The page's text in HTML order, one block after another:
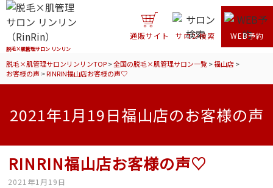
脱毛×肌管理サロン リンリン
通販サイト サロン検索 WEB予約
脱毛×肌管理サロンリンリンTOP>全国の脱毛×肌管理サロン一覧>福山店>
お客様の声 >RINRIN福山店お客様の声♡
2021年1月19日福山店のお客様の声
RINRIN福山店お客様の声♡
2021年1月19日